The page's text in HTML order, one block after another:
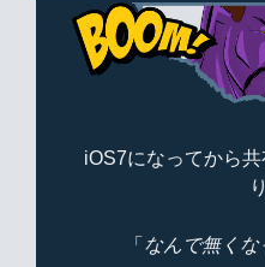
iOS7になってから
「 なんで無くな